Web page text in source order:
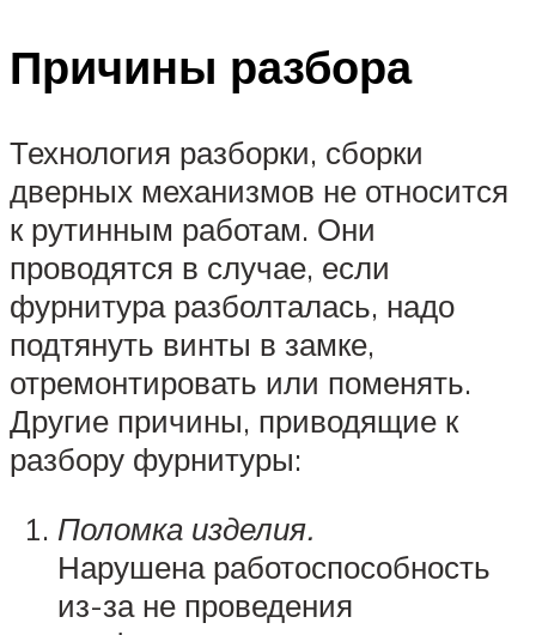
Причины разбора
Технология разборки, сборки
дверных механизмов не относится
к рутинным работам. Они
проводятся в случае, если
фурнитура разболталась, надо
подтянуть винты в замке,
отремонтировать или поменять.
Другие причины, приводящие к
разбору фурнитуры:
Поломка изделия.
Нарушена работоспособность
из-за не проведения